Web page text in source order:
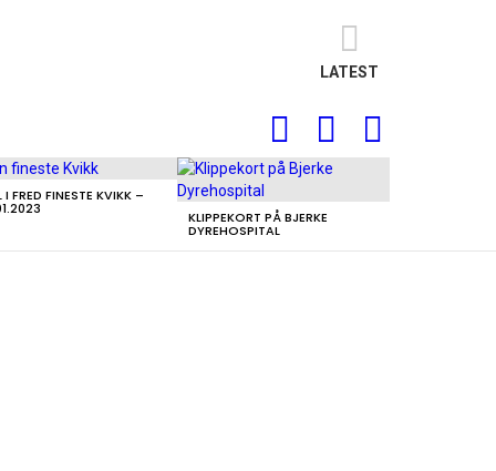
LATEST
FOLLOW SEARCH
I FRED FINESTE KVIKK –
KLIPPEKORT PÅ BJERKE
DYREHOSPITAL